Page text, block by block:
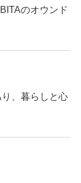
のオウンド
、暮らしと心